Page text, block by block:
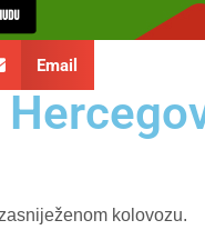
Email
kolovozu.